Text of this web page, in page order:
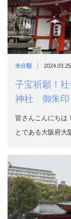
未分類 | 2024.03.25
子宝祈願！
神社 御朱印
皆さんこんにちは
とである大阪府